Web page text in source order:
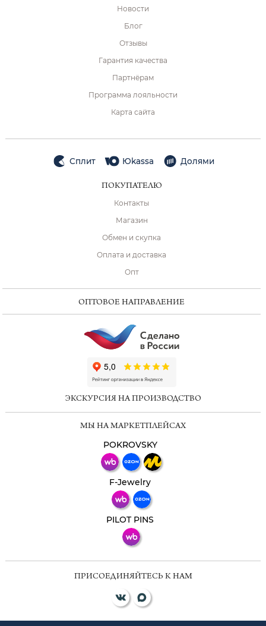
Новости
Блог
Отзывы
Гарантия качества
Партнёрам
Программа лояльности
Карта сайта
Сплит Юkassa Долями
ПОКУПАТЕЛЮ
Контакты
Магазин
Обмен и скупка
Оплата и доставка
Опт
ОПТОВОЕ НАПРАВЛЕНИЕ
ЭКСКУРСИЯ НА ПРОИЗВОДСТВО
МЫ НА МАРКЕТПЛЕЙСАХ
POKROVSKY
F-Jewelry
PILOT PINS
ПРИСОЕДИНЯЙТЕСЬ К НАМ